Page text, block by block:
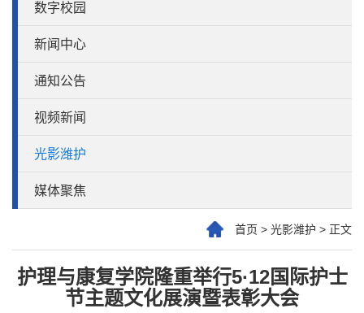
数字校园
新闻中心
通知公告
视频新闻
光影潍护
媒体聚焦
首页 > 光影潍护 > 正文
护理与康复学院隆重举行5·12国际护士
节主题文化展演暨表彰大会